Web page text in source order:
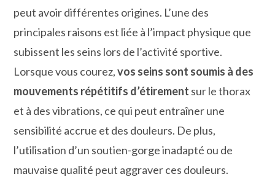
peut avoir différentes origines. L’une des
principales raisons est liée à l’impact physique que
subissent les seins lors de l’activité sportive.
Lorsque vous courez,vos seins sont soumis à des
mouvements répétitifs d’étirement sur le thorax
et à des vibrations, ce qui peut entraîner une
sensibilité accrue et des douleurs. De plus,
l’utilisation d’un soutien-gorge inadapté ou de
mauvaise qualité peut aggraver ces douleurs.